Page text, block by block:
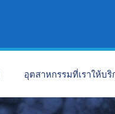
อุตสาหกรรมที่เราให้บริ